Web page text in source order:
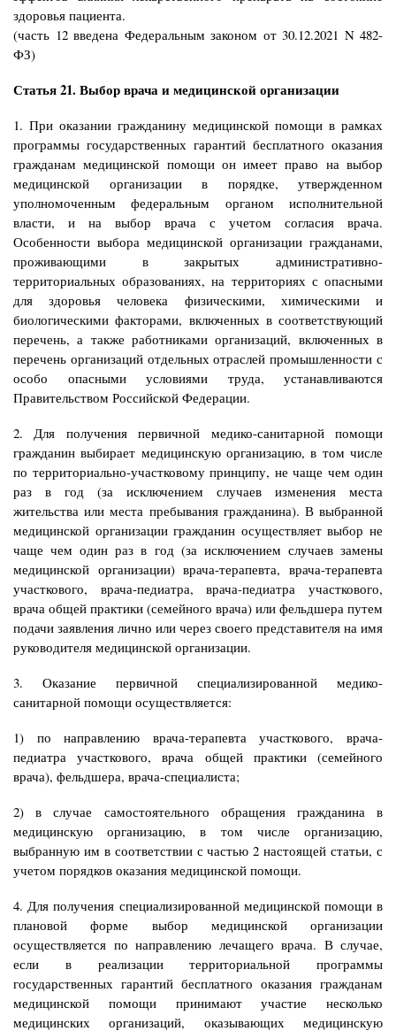
здоровья пациента.
(часть 12 введена Федеральным законом от 30.12.2021 N 482-
ФЗ)
Статья 21. Выбор врача и медицинской организации
1. При оказании гражданину медицинской помощи в рамках
программы государственных гарантий бесплатного оказания
гражданам медицинской помощи он имеет право на выбор
медицинской организации в порядке, утвержденном
уполномоченным федеральным органом исполнительной
власти, и на выбор врача с учетом согласия врача.
Особенности выбора медицинской организации гражданами,
проживающими в закрытых административно-
территориальных образованиях, на территориях с опасными
для здоровья человека физическими, химическими и
биологическими факторами, включенных в соответствующий
перечень, а также работниками организаций, включенных в
перечень организаций отдельных отраслей промышленности с
особо опасными условиями труда, устанавливаются
Правительством Российской Федерации.
2. Для получения первичной медико-санитарной помощи
гражданин выбирает медицинскую организацию, в том числе
по территориально-участковому принципу, не чаще чем один
раз в год (за исключением случаев изменения места
жительства или места пребывания гражданина). В выбранной
медицинской организации гражданин осуществляет выбор не
чаще чем один раз в год (за исключением случаев замены
медицинской организации) врача-терапевта, врача-терапевта
участкового, врача-педиатра, врача-педиатра участкового,
врача общей практики (семейного врача) или фельдшера путем
подачи заявления лично или через своего представителя на имя
руководителя медицинской организации.
3. Оказание первичной специализированной медико-
санитарной помощи осуществляется:
1) по направлению врача-терапевта участкового, врача-
педиатра участкового, врача общей практики (семейного
врача), фельдшера, врача-специалиста;
2) в случае самостоятельного обращения гражданина в
медицинскую организацию, в том числе организацию,
выбранную им в соответствии с частью 2 настоящей статьи, с
учетом порядков оказания медицинской помощи.
4. Для получения специализированной медицинской помощи в
плановой форме выбор медицинской организации
осуществляется по направлению лечащего врача. В случае,
если в реализации территориальной программы
государственных гарантий бесплатного оказания гражданам
медицинской помощи принимают участие несколько
медицинских организаций, оказывающих медицинскую